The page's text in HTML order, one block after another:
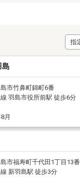
島
市竹鼻町錦町6番
羽島市役所前駅 徒歩6分
月
市福寿町千代田1丁目13番
新羽島駅 徒歩3分